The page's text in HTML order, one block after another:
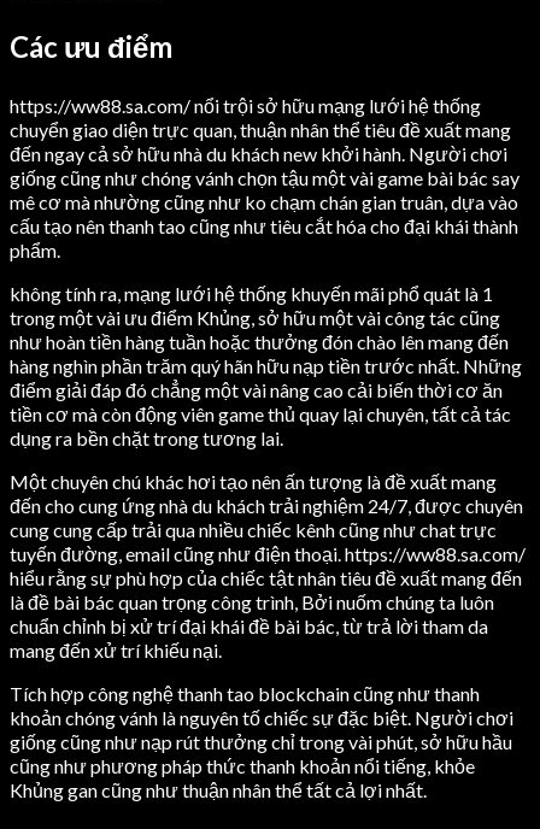
Các ưu điểm
https://ww88.sa.com/ nổi trội sở hữu mạng lưới hệ thống
chuyển giao diện trực quan, thuận nhân thể tiêu đề xuất mang
đến ngay cả sở hữu nhà du khách new khởi hành. Người chơi
giống cũng như chóng vánh chọn tậu một vài game bài bác say
mê cơ mà nhường cũng như ko chạm chán gian truân, dựa vào
cấu tạo nên thanh tao cũng như tiêu cắt hóa cho đại khái thành
phẩm.
không tính ra, mạng lưới hệ thống khuyến mãi phổ quát là 1
trong một vài ưu điểm Khủng, sở hữu một vài công tác cũng
như hoàn tiền hàng tuần hoặc thưởng đón chào lên mang đến
hàng nghìn phần trăm quý hãn hữu nạp tiền trước nhất. Những
điểm giải đáp đó chẳng một vài nâng cao cải biến thời cơ ăn
tiền cơ mà còn động viên game thủ quay lại chuyên, tất cả tác
dụng ra bền chặt trong tương lai.
Một chuyên chú khác hơi tạo nên ấn tượng là đề xuất mang
đến cho cung ứng nhà du khách trải nghiệm 24/7, được chuyên
cung cung cấp trải qua nhiều chiếc kênh cũng như chat trực
tuyến đường, email cũng như điện thoại. https://ww88.sa.com/
hiểu rằng sự phù hợp của chiếc tật nhân tiêu đề xuất mang đến
là đề bài bác quan trọng công trình, Bởi nuốm chúng ta luôn
chuẩn chỉnh bị xử trí đại khái đề bài bác, từ trả lời tham da
mang đến xử trí khiếu nại.
Tích hợp công nghệ thanh tao blockchain cũng như thanh
khoản chóng vánh là nguyên tố chiếc sự đặc biệt. Người chơi
giống cũng như nạp rút thưởng chỉ trong vài phút, sở hữu hầu
cũng như phương pháp thức thanh khoản nổi tiếng, khỏe
Khủng gan cũng như thuận nhân thể tất cả lợi nhất.